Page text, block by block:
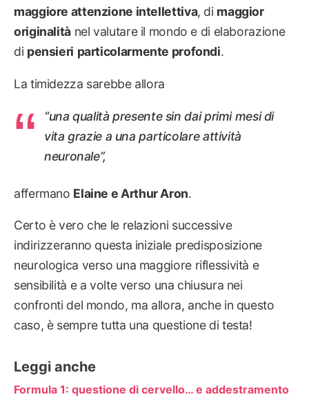
maggiore attenzione intellettiva, di maggior
originalitànel valutare il mondo e di elaborazione
di pensieri particolarmente profondi.
La timidezza sarebbe allora
“una qualità presente sin dai primi mesi di
vita grazie a una particolare attività
neuronale”,
affermano Elaine e Arthur Aron.
Certo è vero che le relazioni successive
indirizzeranno questa iniziale predisposizione
neurologica verso una maggiore riflessività e
sensibilità e a volte verso una chiusura nei
confronti del mondo, ma allora, anche in questo
caso, è sempre tutta una questione di testa!
Leggi anche
Formula 1: questione di cervello… e addestramento